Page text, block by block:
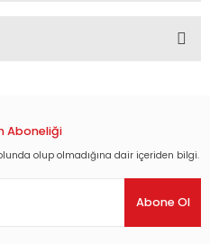
ederiz.
bulunuyor.
Aboneliği
olup olmadığına dair içeriden bilgi.
Abone Ol